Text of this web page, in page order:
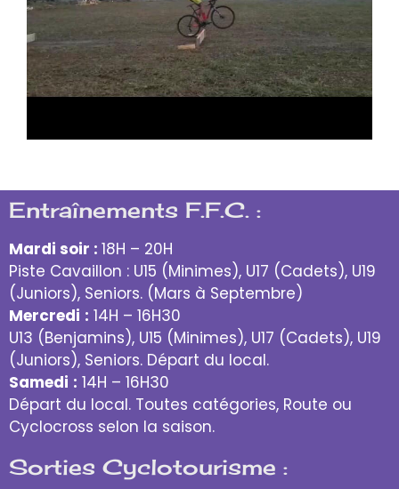
Entraînements F.F.C. :
Mardi soir : 18H – 20H
Piste Cavaillon : U15 (Minimes), U17 (Cadets), U19
(Juniors), Seniors. (Mars à Septembre)
Mercredi : 14H – 16H30
U13 (Benjamins), U15 (Minimes), U17 (Cadets), U19
(Juniors), Seniors. Départ du local.
Samedi : 14H – 16H30
Départ du local. Toutes catégories, Route ou
Cyclocross selon la saison.
Sorties Cyclotourisme :